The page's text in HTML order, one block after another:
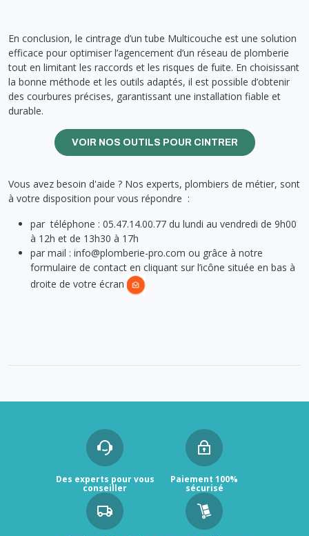
En conclusion, le cintrage d’un tube Multicouche est une solution
efficace pour optimiser l’agencement d’un réseau de plomberie
tout en limitant les raccords et les risques de fuite. En choisissant
la bonne méthode et les outils adaptés, il est possible d’obtenir
des courbures précises, garantissant une installation fiable et
durable.
VOIR NOS OUTILS POUR CINTRER
Vous avez besoin d'aide ? Nos experts, plombiers de métier, sont
à votre disposition pour vous répondre :
par téléphone : 05.47.14.00.77 du lundi au vendredi de 9h00
à 12h et de 13h30 à 17h
par mail : info@plomberie-pro.com ou grâce à notre
formulaire de contact en cliquant sur l’icône située en bas à
droite de votre écran
Des experts pour vous
conseiller
Paiement 100%
sécurisé